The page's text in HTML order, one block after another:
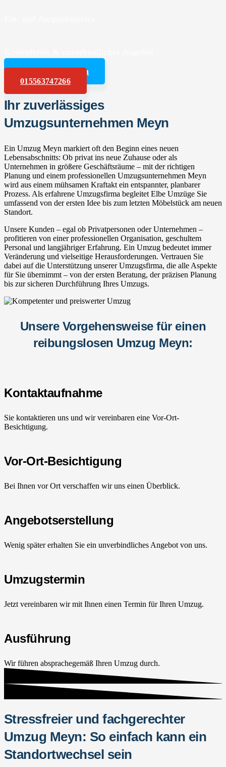
Angebot anfordern
015563747266
Ihr zuverlässiges
Umzugsunternehmen Meyn
Ein Umzug Meyn markiert oft den Beginn eines neuen
Lebensabschnitts: Ob privat ins neue Zuhause oder als
Unternehmen in größere Geschäftsräume – mit der richtigen
Planung und einem professionellen Umzugsunternehmen Meyn
wird aus einem mühsamen Kraftakt ein entspannter, planbarer
Prozess. Als erfahrene Umzugsfirma begleitet Elbe Umzüge Sie
umfassend von der ersten Idee bis zum letzten Möbelstück am neuen
Standort.
Unsere Kunden – egal ob Privatpersonen oder Unternehmen –
profitieren von einer professionellen Organisation, geschultem
Personal und langjähriger Erfahrung. Ein Umzug bedeutet immer
Veränderung und vielseitige Herausforderungen. Vertrauen Sie
dabei auf die Unterstützung unserer Umzugsfirma, die alle Aspekte
für Sie übernimmt – von der ersten Beratung, der präzisen Planung
bis zur sicheren Durchführung Ihres Umzugs.
Unsere Vorgehensweise für einen
reibungslosen Umzug Meyn:
Kontaktaufnahme
Sie kontaktieren uns und wir vereinbaren eine Vor-Ort-
Besichtigung.
Vor-Ort-Besichtigung
Bei Ihnen vor Ort verschaffen wir uns einen Überblick.
Angebotserstellung
Wenig später erhalten Sie ein unverbindliches Angebot von uns.
Umzugstermin
Jetzt vereinbaren wir mit Ihnen einen Termin für Ihren Umzug.
Ausführung
Wir führen absprachegemäß Ihren Umzug durch.
Stressfreier und fachgerechter
Umzug Meyn: So einfach kann ein
Standortwechsel sein